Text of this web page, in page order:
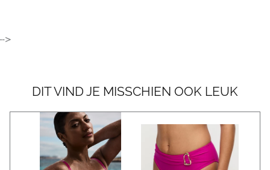
-->
DIT VIND JE MISSCHIEN OOK LEUK